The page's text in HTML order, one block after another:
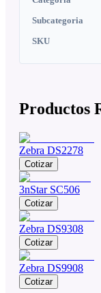
Subcategoria
SKU
Productos
Zebra DS2278
Cotizar
3nStar SC506
Cotizar
Zebra DS9308
Cotizar
Zebra DS9908
Cotizar